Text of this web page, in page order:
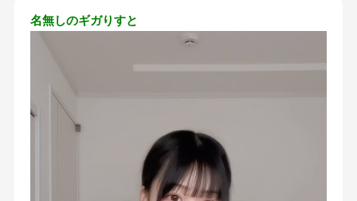
名無しのギガりすと